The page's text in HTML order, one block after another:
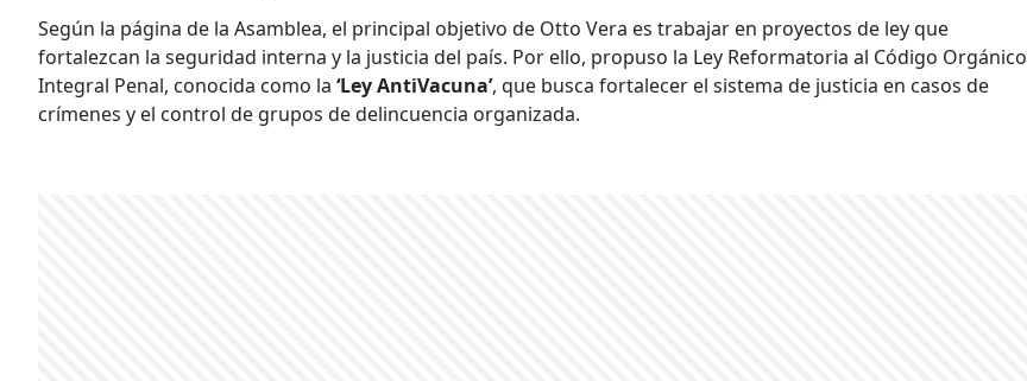
Según la página de la Asamblea, el principal objetivo de Otto Vera es trabajar en proyectos de ley que
fortalezcan la seguridad interna y la justicia del país. Por ello, propuso la Ley Reformatoria al Código Orgánico
Integral Penal, conocida como la ‘Ley AntiVacuna’, que busca fortalecer el sistema de justicia en casos de
crímenes y el control de grupos de delincuencia organizada.